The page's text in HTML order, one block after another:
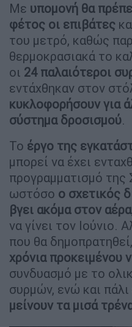
Με υπομονή θα
φέτος οι επιβάτες
του μετρό, καθώς
θερμοκρασιακά το
οι 24 παλαιότεροι
εντάχθηκαν στον
κυκλοφορήσουν για
σύστημα δροσισμού.
Το έργο της
μπορεί να έχει
προγραμματισμό της
ωστόσο ο σχετικός
βγει ακόμα στον αέρα
να γίνει τον Ιούνιο.
που θα
χρόνια προκειμένου
συνδυασμό με το
συρμών, ενώ και πάλι
μείνουν τα μισά